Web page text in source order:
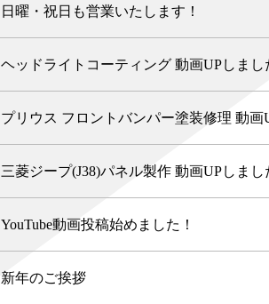
日曜・祝日も営業いたします！
ヘッドライトコーティング 動画UPしまし
プリウス フロントバンパー塗装修理 動画
三菱ジープ(J38)パネル製作 動画UPしまし
YouTube動画投稿始めました！
新年のご挨拶